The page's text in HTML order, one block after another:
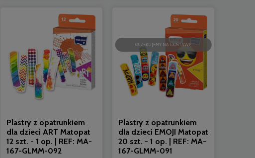
Plastry z opatrunkiem
dla dzieci ART Matopat
12 szt. - 1 op. | REF: MA-
167-GLMM-092
Plastry z opatrunkiem
dla dzieci EMOJI Matopat
20 szt. - 1 op. | REF: MA-
167-GLMM-091
OCZEKUJEMY NA DOSTAWĘ